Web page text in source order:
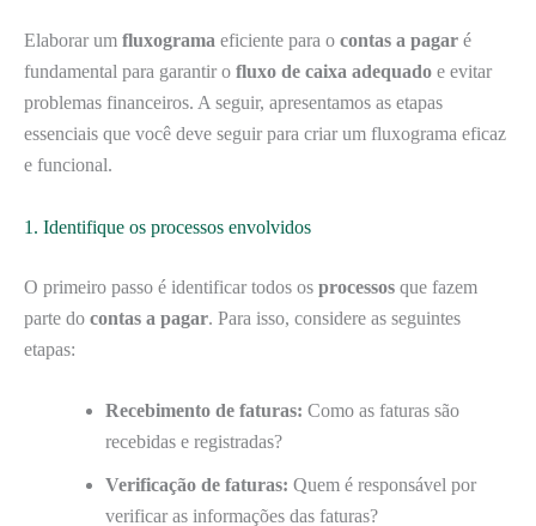
Elaborar um fluxograma eficiente para o contas a pagar é
fundamental para garantir o fluxo de caixa adequado e evitar
problemas financeiros. A seguir, apresentamos as etapas
essenciais que você deve seguir para criar um fluxograma eficaz
e funcional.
1. Identifique os processos envolvidos
O primeiro passo é identificar todos os processos que fazem
parte do contas a pagar. Para isso, considere as seguintes
etapas:
Recebimento de faturas: Como as faturas são
recebidas e registradas?
Verificação de faturas: Quem é responsável por
verificar as informações das faturas?